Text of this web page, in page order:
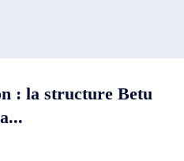
: la structure Betu